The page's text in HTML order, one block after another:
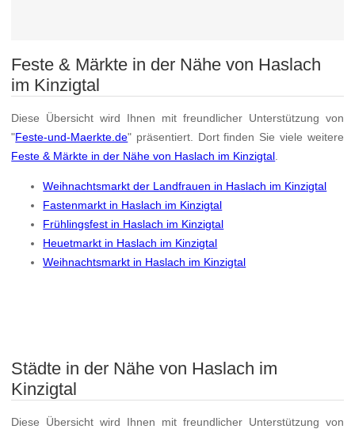
Feste & Märkte in der Nähe von Haslach
im Kinzigtal
Diese Übersicht wird Ihnen mit freundlicher Unterstützung von
"Feste-und-Maerkte.de" präsentiert. Dort finden Sie viele weitere
Feste & Märkte in der Nähe von Haslach im Kinzigtal
Weihnachtsmarkt der Landfrauen in Haslach im Kinzigtal
Fastenmarkt in Haslach im Kinzigtal
Frühlingsfest in Haslach im Kinzigtal
Heuetmarkt in Haslach im Kinzigtal
Weihnachtsmarkt in Haslach im Kinzigtal
Städte in der Nähe von Haslach im
Kinzigtal
Diese Übersicht wird Ihnen mit freundlicher Unterstützung von